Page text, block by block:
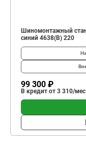
Шиномонтажный
синий 4638(B) 220
99 300 ₽
В кредит от 3 310/мес